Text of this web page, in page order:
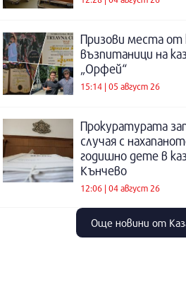
Призови места от
възпитаници на
„Орфей“
15:14 | 05 август 26
Прокуратурата
случая с
годишно дете в
Кънчево
12:06 | 04 август 26
Още новини от